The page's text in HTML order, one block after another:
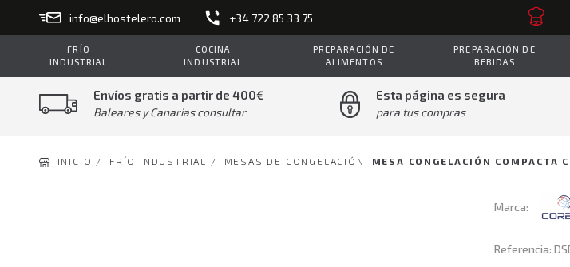
info@elhostelero.com +34 722 85 33 75
FRÍO
INDUSTRIAL
COCINA
INDUSTRIAL
PREPARACIÓN DE
ALIMENTOS
PREPARACIÓN DE
BEBIDAS
Envíos gratis a partir de 400€
Baleares y Canarias consultar
Esta página es segura
para tus compras
INICIO / FRÍO INDUSTRIAL / MESAS DE CONGELACIÓN MESA CONGELACIÓN COMPACTA
Marca:
Referencia: